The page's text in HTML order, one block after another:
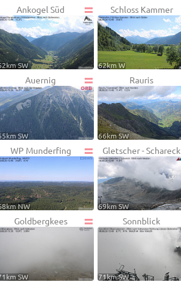
Ankogel Süd
SW
Schloss Kammer
62km W
Auernig
SW
Rauris
66km SW
WP Munderfing
NW
Gletscher - Schareck
69km SW
Goldbergkees
SW
Sonnblick
71km SW